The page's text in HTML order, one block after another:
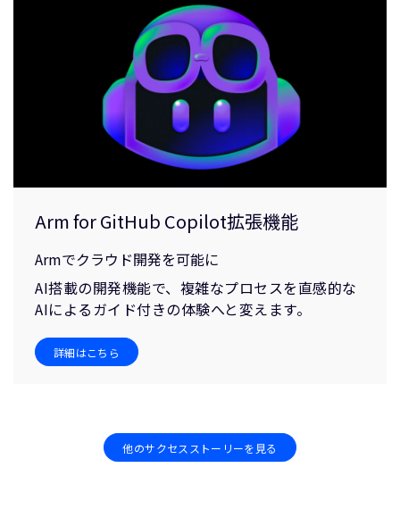
Arm for GitHub Copilot拡張機能
Armでクラウド開発を可能に
AI搭載の開発機能で、複雑なプロセスを直感的な
AIによるガイド付きの体験へと変えます。
詳細はこちら
他のサクセスストーリーを見る